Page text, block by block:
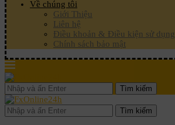
Về chúng tôi
Giới Thiệu
Liên hệ
Điều khoản & Điều kiện sử dụng
Chính sách bảo mật
Tìm kiếm
Tìm kiếm